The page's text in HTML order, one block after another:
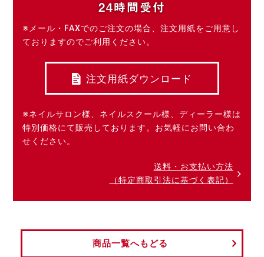
24時間受付
※メール・FAXでのご注文の場合、注文用紙をご用意し
ておりますのでご利用ください。
注文用紙ダウンロード
※ネイルサロン様、ネイルスクール様、ディーラー様は
特別価格にて販売しております。お気軽にお問い合わ
せください。
送料・お支払い方法
（特定商取引法に基づく表記）
商品一覧へもどる